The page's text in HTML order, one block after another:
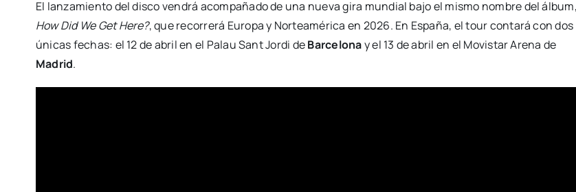
El lanzamiento del disco vendrá acompañado de una nueva gira mundial bajo el mismo nombre del álbum,
How Did We Get Here?, que recorrerá Europa y Norteamérica en 2026. En España, el tour contará con dos
únicas fechas: el 12 de abril en el Palau Sant Jordi deBarcelonay el 13 de abril en el Movistar Arena de
Madrid.